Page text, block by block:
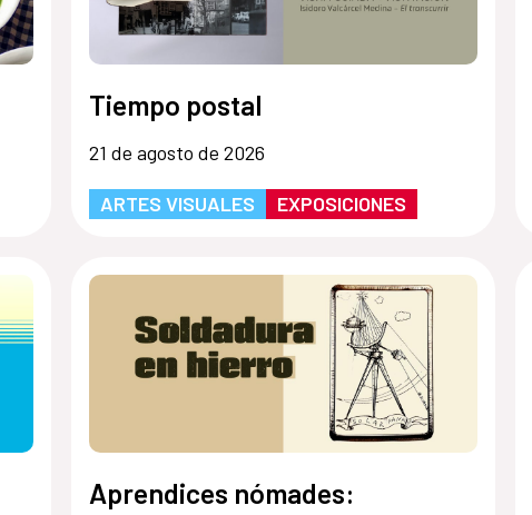
Tiempo postal
21 de agosto de 2026
ARTES VISUALES EXPOSICIONES
Aprendices nómades: